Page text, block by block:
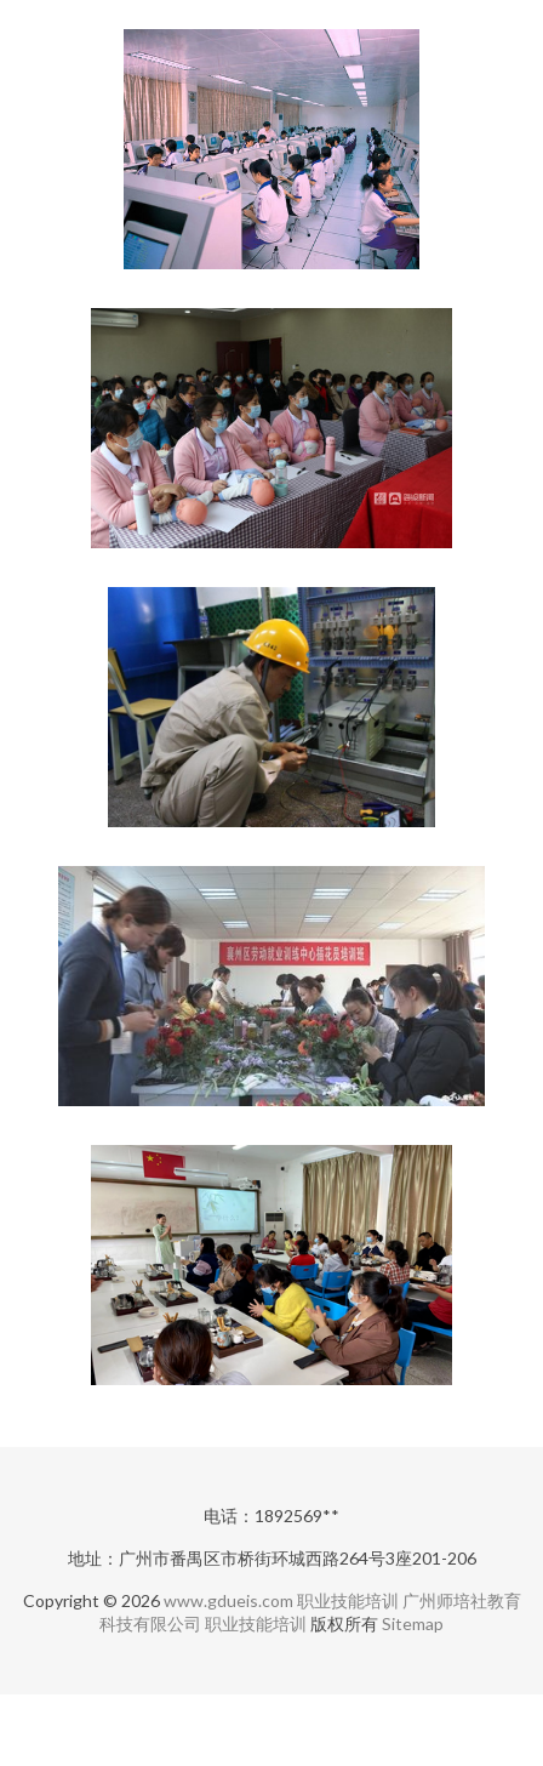
电话：1892569**
地址：广州市番禺区市桥街环城西路264号3座201-206
Copyright © 2026www.gdueis.com 职业技能培训 广州师培社教育
科技有限公司 职业技能培训 版权所有Sitemap